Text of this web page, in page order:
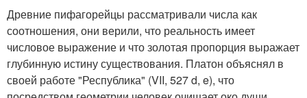
Древние пифагорейцы рассматривали числа как
соотношения, они верили, что реальность имеет
числовое выражение и что золотая пропорция выражает
глубинную истину существования. Платон объяснял в
своей работе "Республика" (VII, 527 d, e), что